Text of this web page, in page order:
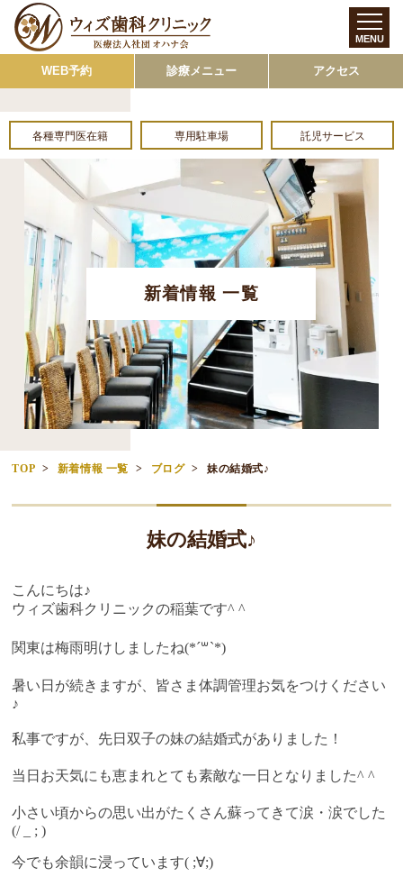
WEB予約 診療メニュー アクセス
各種専門医在籍 専用駐車場 託児サービス
新着情報 一覧
MENU
TOP 新着情報 一覧 ブログ 妹の結婚式♪
妹の結婚式♪
こんにちは♪
ウィズ歯科クリニックの稲葉です^ ^
関東は梅雨明けしましたね(*´꒳`*)
暑い日が続きますが、皆さま体調管理お気をつけください
♪
私事ですが、先日双子の妹の結婚式がありました！
当日お天気にも恵まれとても素敵な一日となりました^ ^
小さい頃からの思い出がたくさん蘇ってきて涙・涙でした
(/ _ ; )
今でも余韻に浸っています( ;∀;)